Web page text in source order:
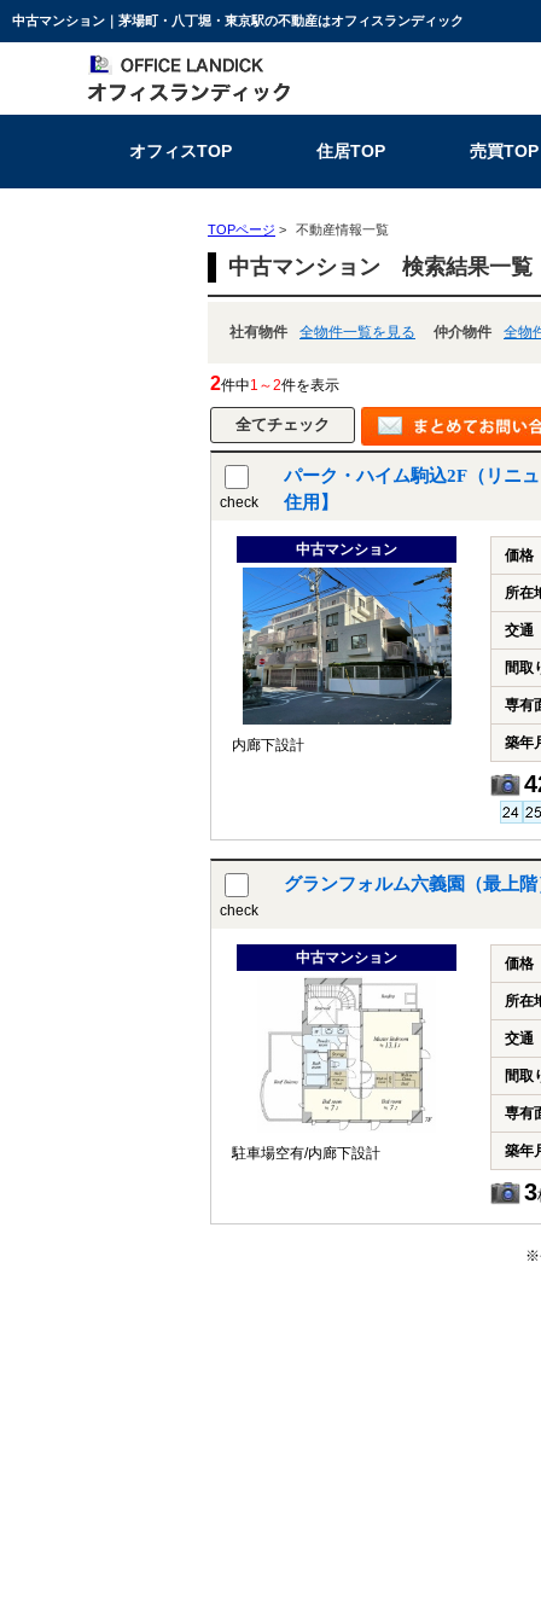
中古マンション｜茅場町・八丁堀・東京駅の不動産はオフィスランディック
オフィスTOP 住居TOP 売買TOP
TOPページ > 不動産情報一覧
中古マンション 検索結果一覧
社有物件 全物件一覧を見る 仲介物件 全物
2件中1～2件を表示
check
パーク・ハイム駒込2F（リニ
住用】
中古マンション
内廊下設計
価格
所在
交通
間取
専有
築年
check
グランフォルム六義園（最
中古マンション
駐車場空有/内廊下設計
価格
所在
交通
間取
専有
築年
3
※